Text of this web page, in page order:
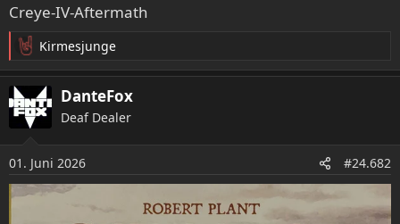
r
a
Creye-IV-Aftermath
R
e
a
k
t
n
e
Kirmesjunge
DanteFox
Deaf Dealer
01. Juni 2026 #24.682